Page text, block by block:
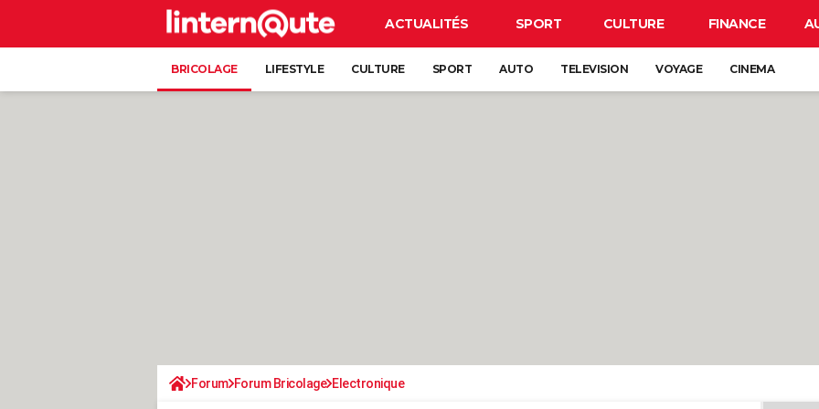
ACTUALITÉS SPORT CULTURE FINANCE
BRICOLAGE LIFESTYLE CULTURE SPORT AUTO TELEVISION VOYAGE CINEMA
Forum Forum Bricolage Electronique